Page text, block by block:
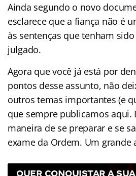
Ainda segundo o novo
esclarece que a fiança não é
às sentenças que tenham
julgado.
Agora que você já está por
pontos desse assunto, não
outros temas importantes (e
que sempre publicamos aqui.
maneira de se preparar e se
exame da Ordem. Um grande
QUER CONQUISTAR A